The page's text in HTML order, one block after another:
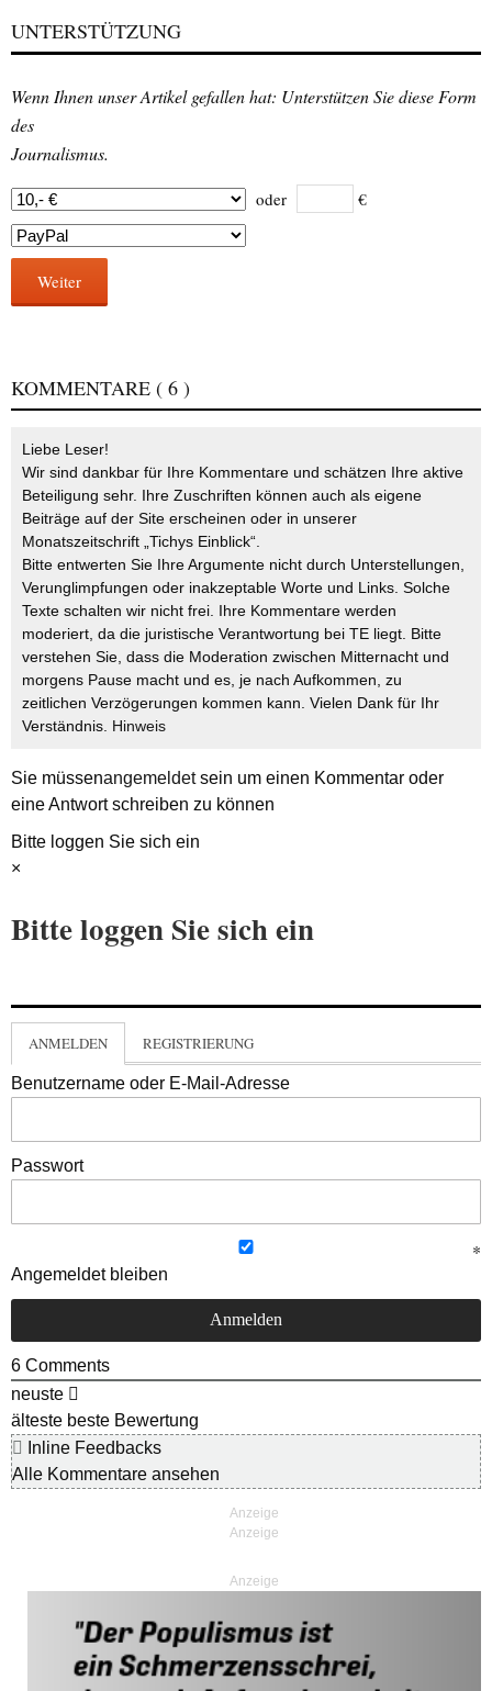
UNTERSTÜTZUNG
Wenn Ihnen unser Artikel gefallen hat: Unterstützen Sie diese Form
des
Journalismus.
oder €
Weiter
KOMMENTARE ( 6 )
Liebe Leser!
Wir sind dankbar für Ihre Kommentare und schätzen Ihre aktive
Beteiligung sehr. Ihre Zuschriften können auch als eigene
Beiträge auf der Site erscheinen oder in unserer
Monatszeitschrift „Tichys Einblick“.
Bitte entwerten Sie Ihre Argumente nicht durch Unterstellungen,
Verunglimpfungen oder inakzeptable Worte und Links. Solche
Texte schalten wir nicht frei. Ihre Kommentare werden
moderiert, da die juristische Verantwortung bei TE liegt. Bitte
verstehen Sie, dass die Moderation zwischen Mitternacht und
morgens Pause macht und es, je nach Aufkommen, zu
zeitlichen Verzögerungen kommen kann. Vielen Dank für Ihr
Verständnis. Hinweis
Sie müssenangemeldetsein um einen Kommentar oder
eine Antwort schreiben zu können
Bitte loggen Sie sich ein
×
Bitte loggen Sie sich ein
ANMELDEN REGISTRIERUNG
Benutzername oder E-Mail-Adresse
Passwort
Angemeldet bleiben
6 Comments
neuste
älteste beste Bewertung
Inline Feedbacks
Alle Kommentare ansehen
Anzeige